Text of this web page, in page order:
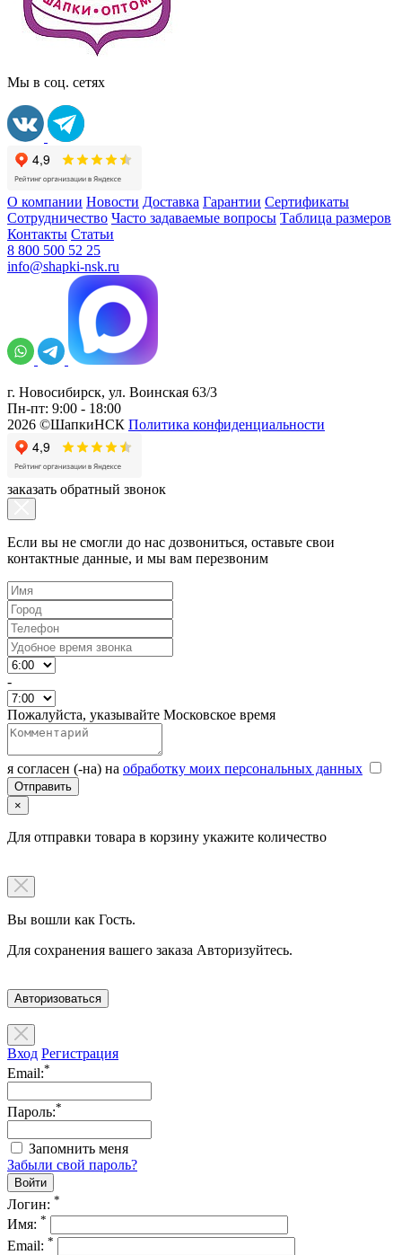
Мы в соц. сетях
О компании Новости Доставка Гарантии Сертификаты
Сотрудничество Часто задаваемые вопросы Таблица размеров
Контакты Статьи
8 800 500 52 25
info@shapki-nsk.ru
г. Новосибирск, ул. Воинская 63/3
Пн-пт: 9:00 - 18:00
2026 ©ШапкиНСК Политика конфиденциальности
заказать обратный звонок
Если вы не смогли до нас дозвониться, оставьте свои
контактные данные, и мы вам перезвоним
-
Пожалуйста, указывайте Московское время
я согласен (-на) на обработку моих персональных данных
×
Для отправки товара в корзину укажите количество
Вы вошли как Гость.
Для сохранения вашего заказа Авторизуйтесь.
Авторизоваться
Вход Регистрация
Email:*
Пароль:*
Запомнить меня
Забыли свой пароль?
Логин: *
Имя: *
Email: *